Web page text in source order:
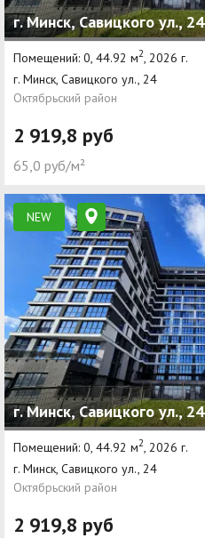
г. Минск, Савицкого ул., 24
Помещений: 0, 44.92 м2 , 2026 г.
г. Минск, Савицкого ул., 24
Октябрьский район
2 919,8 руб
65,0 руб/м²
NEW
г. Минск, Савицкого ул., 24
Помещений: 0, 44.92 м2, 2026 г.
г. Минск, Савицкого ул., 24
Октябрьский район
2 919,8 руб